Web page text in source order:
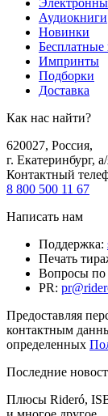
Аудиокниги
Новинки
Бесплатные
Импринты
Подборки
Доставка
Как нас найти?
620027, Россия,
г. Екатеринбург,
Контактный
8 800 500 11 67
Написать нам
Поддержка:
Печать
Вопросы по
PR:
Предоставляя
контактным
определенных
Последние
Плюсы Rideró,